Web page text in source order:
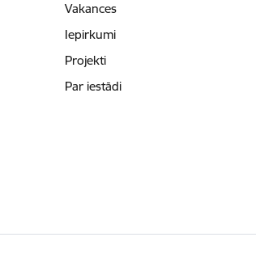
Vakances
Iepirkumi
Projekti
Par iestādi